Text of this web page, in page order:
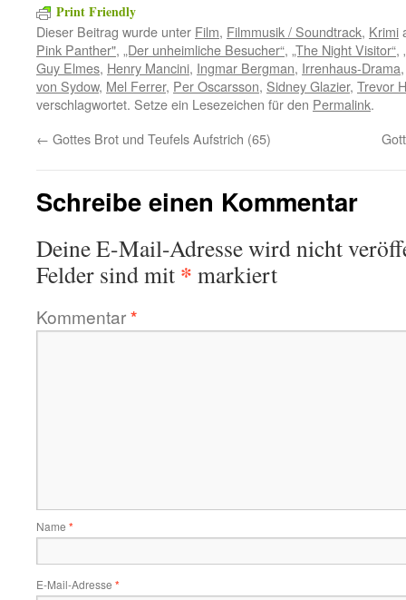
Print Friendly
Dieser Beitrag wurde unter Film, Filmmusik / Soundtrack, Krimi
Pink Panther", „Der unheimliche Besucher“, „The Night Visitor“,
Guy Elmes, Henry Mancini, Ingmar Bergman, Irrenhaus-Drama
von Sydow, Mel Ferrer, Per Oscarsson, Sidney Glazier, Trevor
verschlagwortet. Setze ein Lesezeichen für den Permalink.
← Gottes Brot und Teufels Aufstrich (65)
Schreibe einen Kommentar
Deine E-Mail-Adresse wird nicht
Felder sind mit * markiert
Kommentar*
Name *
E-Mail-Adresse *